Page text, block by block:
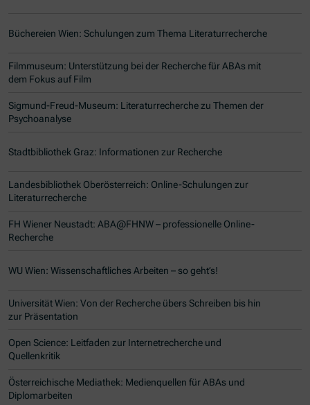
Büchereien Wien: Schulungen zum Thema Literaturrecherche
Filmmuseum: Unterstützung bei der Recherche für ABAs mit
dem Fokus auf Film
Sigmund-Freud-Museum: Literaturrecherche zu Themen der
Psychoanalyse
Stadtbibliothek Graz: Informationen zur Recherche
Landesbibliothek Oberösterreich: Online-Schulungen zur
Literaturrecherche
FH Wiener Neustadt: ABA@FHNW – professionelle Online-
Recherche
WU Wien: Wissenschaftliches Arbeiten – so geht’s!
Universität Wien: Von der Recherche übers Schreiben bis hin
zur Präsentation
Open Science: Leitfaden zur Internetrecherche und
Quellenkritik
Österreichische Mediathek: Medienquellen für ABAs und
Diplomarbeiten